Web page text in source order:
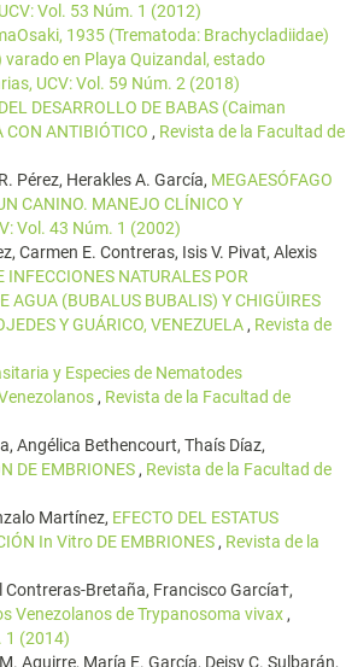
Vol. 53 Núm. 1 (2012)
1935 (Trematoda: Brachycladiidae)
en Playa Quizandal, estado
UCV: Vol. 59 Núm. 2 (2018)
DESARROLLO DE BABAS (Caiman
ANTIBIÓTICO , Revista de la Facultad de
Pérez, Herakles A. García, MEGAESÓFAGO
CANINO. MANEJO CLÍNICO Y
Vol. 43 Núm. 1 (2002)
Carmen E. Contreras, Isis V. Pivat, Alexis
NATURALES POR
AGUA (BUBALUS BUBALIS) Y CHIGÜIRES
Y GUÁRICO, VENEZUELA , Revista de
y Especies de Nematodes
, Revista de la Facultad de
Angélica Bethencourt, Thaís Díaz,
DE EMBRIONES , Revista de la Facultad de
Martínez, EFECTO DEL ESTATUS
In Vitro DE EMBRIONES , Revista de la
Bretaña, Francisco García†,
Venezolanos de Trypanosoma vivax ,
1 (2014)
Aguirre, María E. García, Deisy C. Sulbarán,